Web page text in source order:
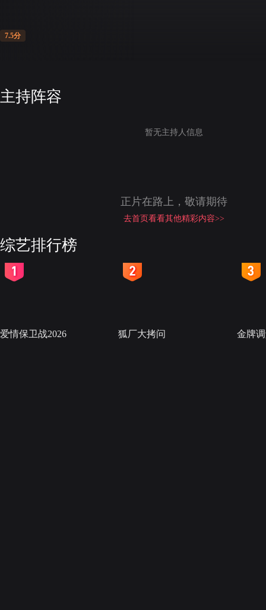
7.5分
主持阵容
暂无主持人信息
正片在路上，敬请期待
去首页看看其他精彩内容>>
综艺排行榜
爱情保卫战2026 狐厂大拷问 金牌